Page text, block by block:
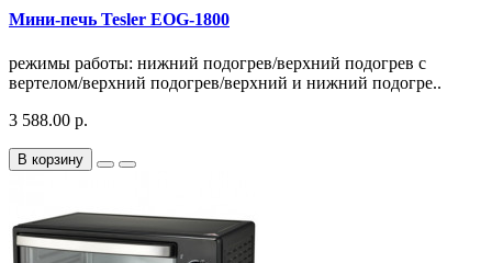
Мини-печь Tesler EOG-1800
режимы работы: нижний подогрев/верхний подогрев с
вертелом/верхний подогрев/верхний и нижний подогре..
3 588.00 р.
В корзину